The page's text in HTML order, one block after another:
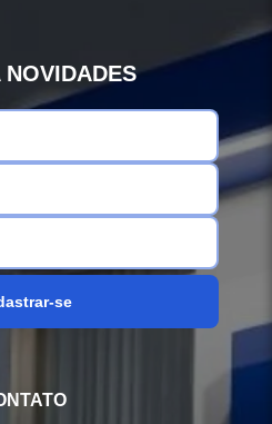
NOVIDADES
se